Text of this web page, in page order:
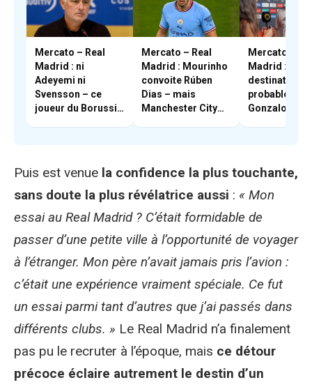
Mercato – Real
Madrid : ni
Adeyemi ni
Svensson – ce
joueur du Borussia
Mercato – Real
Madrid : Mourinho
convoite Rúben
Dias – mais
Manchester City
Mercato –
Madrid : la
destination
probable pour
Gonzalo
Puis est venue la confidence la plus touchante,
sans doute la plus révélatrice aussi : « Mon
essai au Real Madrid ? C’était formidable de
passer d’une petite ville à l’opportunité de voyager
à l’étranger. Mon père n’avait jamais pris l’avion :
c’était une expérience vraiment spéciale. Ce fut
un essai parmi tant d’autres que j’ai passés dans
différents clubs. » Le Real Madrid n’a finalement
pas pu le recruter à l’époque, mais ce détour
précoce éclaire autrement le destin d’un